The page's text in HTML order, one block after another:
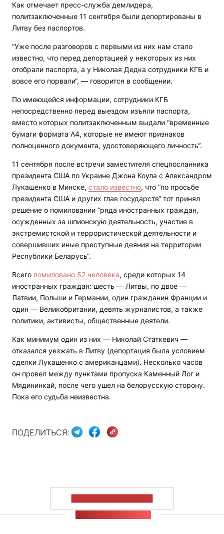
Как отмечает пресс-служба демлидера,
политзаключенные 11 сентября были депортированы в
Литву без паспортов.
“Уже после разговоров с первыми из них нам стало
известно, что перед депортацией у некоторых из них
отобрали паспорта, а у Николая Дедка сотрудники КГБ и
вовсе его порвали“, — говорится в сообщении.
По имеющейся информации, сотрудники КГБ
непосредственно перед выездом изъяли паспорта,
вместо которых политзаключенным выдали “временные
бумаги формата А4, которые не имеют признаков
полноценного документа, удостоверяющего личность“.
11 сентября после встречи заместителя спецпосланника
президента США по Украине Джона Коула с Александром
Лукашенко в Минске, стало известно, что “по просьбе
президента США и других глав государств“ тот принял
решение о помиловании “ряда иностранных граждан,
осужденных за шпионскую деятельность, участие в
экстремистской и террористической деятельности и
совершивших иные преступные деяния на территории
Республики Беларусь“.
Всего помиловано 52 человека, среди которых 14
иностранных граждан: шесть — Литвы, по двое —
Латвии, Польши и Германии, один гражданин Франции и
один — Великобритании, девять журналистов, а также
политики, активисты, общественные деятели.
Как минимум один из них — Николай Статкевич —
отказался уезжать в Литву (депортация была условием
сделки Лукашенко с американцами). Несколько часов
он провел между пунктами пропуска Каменный Лог и
Мядининкай, после чего ушел на белорусскую сторону.
Пока его судьба неизвестна.
ПОДЕЛИТЬСЯ: